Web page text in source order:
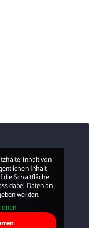
von
Inhalt
die Schaltfläche
dabei Daten an
werden.